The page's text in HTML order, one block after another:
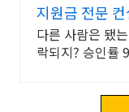
지원금 전문
자금 지금 신청
다른 사람은 됐
락되지? 승인률